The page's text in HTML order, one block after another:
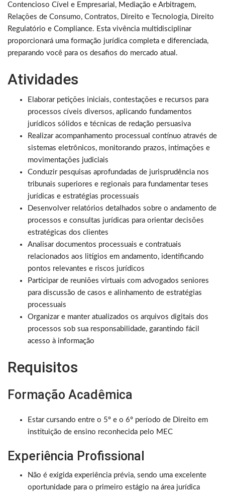
Contencioso Cível e Empresarial, Mediação e Arbitragem,
Relações de Consumo, Contratos, Direito e Tecnologia, Direito
Regulatório e Compliance. Esta vivência multidisciplinar
proporcionará uma formação jurídica completa e diferenciada,
preparando você para os desafios do mercado atual.
Atividades
Elaborar petições iniciais, contestações e recursos para
processos cíveis diversos, aplicando fundamentos
jurídicos sólidos e técnicas de redação persuasiva
Realizar acompanhamento processual contínuo através de
sistemas eletrônicos, monitorando prazos, intimações e
movimentações judiciais
Conduzir pesquisas aprofundadas de jurisprudência nos
tribunais superiores e regionais para fundamentar teses
jurídicas e estratégias processuais
Desenvolver relatórios detalhados sobre o andamento de
processos e consultas jurídicas para orientar decisões
estratégicas dos clientes
Analisar documentos processuais e contratuais
relacionados aos litígios em andamento, identificando
pontos relevantes e riscos jurídicos
Participar de reuniões virtuais com advogados seniores
para discussão de casos e alinhamento de estratégias
processuais
Organizar e manter atualizados os arquivos digitais dos
processos sob sua responsabilidade, garantindo fácil
acesso à informação
Requisitos
Formação Acadêmica
Estar cursando entre o 5º e o 6º período de Direito em
instituição de ensino reconhecida pelo MEC
Experiência Profissional
Não é exigida experiência prévia, sendo uma excelente
oportunidade para o primeiro estágio na área jurídica